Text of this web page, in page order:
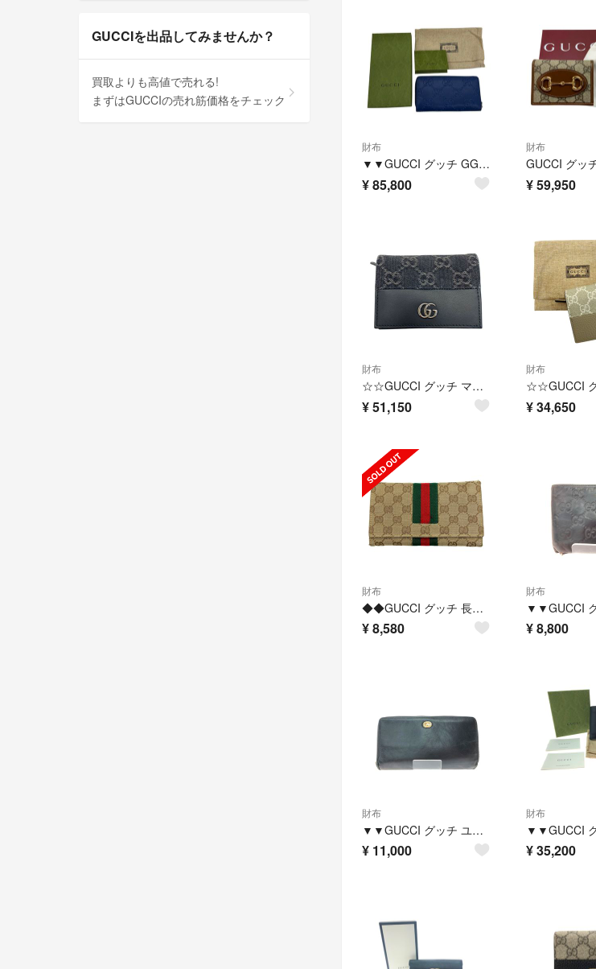
財布
▼▼GUCCI グッチ GGエンボス ウォレット ラウンドファスナー長財布 6255558-203887 ブルー
¥85,800
財布
¥59,950
財布
☆☆GUCCI グッチ マーモント 658610 2つ折り財布 レザー レディース シルバー金具
¥51,150
財布
¥34,650
財布
◆◆GUCCI グッチ 長財布 GGキャンバス 毛羽立ち有り 035.2888.2092 ブラウン
¥8,580
財布
¥8,800
財布
▼▼GUCCI グッチ ユニセックス ラウンドファスナー 長財布 インターロッキングG シワ加工 ファスナートップ欠品 575988 ブラック
¥ 11,000
財布
¥35,200
GUCCIを出品してみませんか？
買取よりも高値で売れる!
まずはGUCCIの売れ筋価格をチェック